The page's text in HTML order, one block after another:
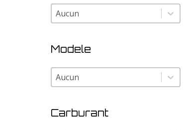
Marque
Marque
Modele
Modele
Modele
Carburant